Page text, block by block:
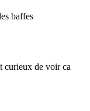
baffes
curieux de voir ca